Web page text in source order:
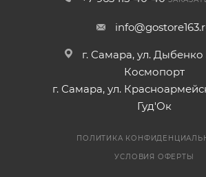
г. Самара, ул. Дыбенко
Космопорт
г. Самара, ул.
Гуд'Ок
ПОЛИТИКА
УСЛОВИЯ ОФЕРТЫ